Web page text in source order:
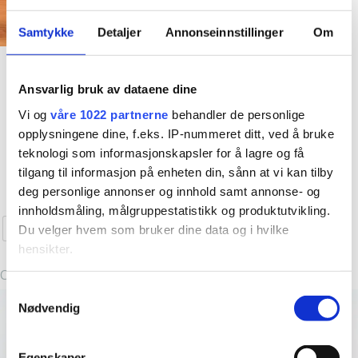
Samtykke Detaljer Annonseinnstillinger Om
Ansvarlig bruk av dataene dine
Vi og våre 1022 partnerne behandler de personlige
opplysningene dine, f.eks. IP-nummeret ditt, ved å bruke
teknologi som informasjonskapsler for å lagre og få
tilgang til informasjon på enheten din, sånn at vi kan tilby
deg personlige annonser og innhold samt annonse- og
innholdsmåling, målgruppestatistikk og produktutvikling.
Du velger hvem som bruker dine data og i hvilke
hensikter.
Innhente informasjon om den geografiske
Nødvendig
valgte å ta inn klesmerker som jeg selv elsker og har selv
handlet i storbyene. Fredrikstad er jo en liten storby (i følge
oss selv i allefall
) så hvorfor skal ikke vi ha en like kul
Resten er historie og i dag er Emm K. en liten bedrift
med fine vikarer og støttespillere og kanskje de kuleste
kundene?
5 år er gått, spennende å se hva de neste 5
vil by på! Takk til dere alle, love you all
Contrast Seamed
Tights Champagne
Black
kr229,00
Kjøp nå!
Dette
produktet
har
flere
S/M M/L
Clear
kr199,00
Kjøp nå!